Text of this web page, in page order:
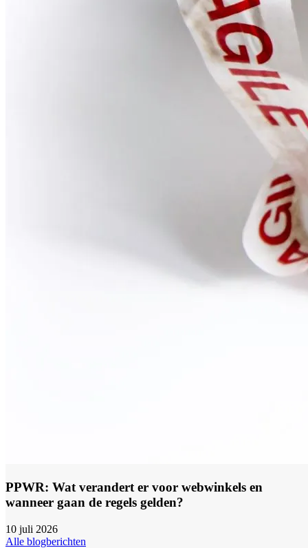
PPWR: Wat verandert er voor webwinkels en
wanneer gaan de regels gelden?
10 juli 2026
Alle blogberichten